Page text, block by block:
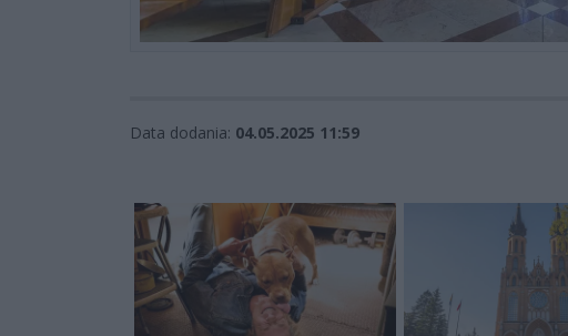
Data dodania: 04.05.2025 11:59